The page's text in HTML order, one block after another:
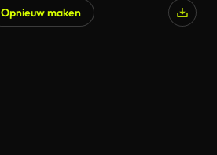
Opnieuw maken